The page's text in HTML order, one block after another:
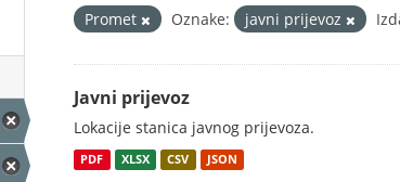
Promet
Oznake: javni prijevoz
Javni prijevoz
Lokacije stanica javnog prijevoza.
PDF XLSX CSV JSON